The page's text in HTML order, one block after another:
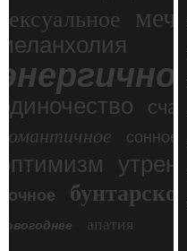
сонное
бунтарское
апатия